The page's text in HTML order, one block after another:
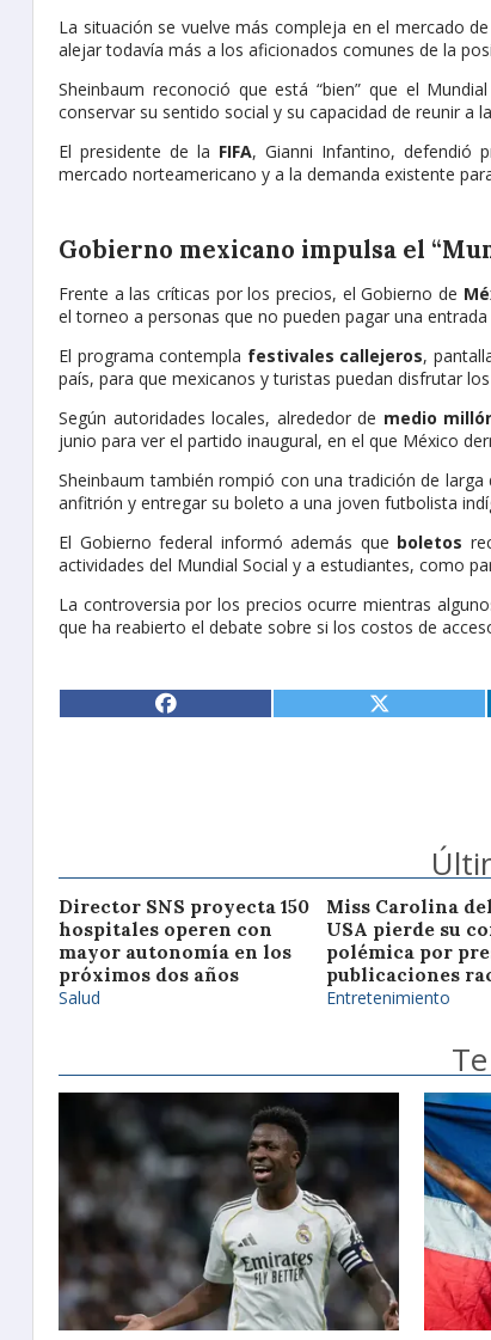
La situación se vuelve más compleja en el mercado de
alejar todavía más a los aficionados comunes de la
Sheinbaum reconoció que está “bien” que el
conservar su sentido social y su capacidad de reunir a
El presidente de la FIFA, Gianni Infantino, defendió
mercado norteamericano y a la demanda existente
Gobierno mexicano impulsa el
Frente a las críticas por los precios, el Gobierno de
el torneo a personas que no pueden pagar una
El programa contempla festivales callejeros,
país, para que mexicanos y turistas puedan disfrutar
Según autoridades locales, alrededor de medio
junio para ver el partido inaugural, en el que México
Sheinbaum también rompió con una tradición de
anfitrión y entregar su boleto a una joven futbolista
El Gobierno federal informó además que boletos
actividades del Mundial Social y a estudiantes, como
La controversia por los precios ocurre mientras
que ha reabierto el debate sobre si los costos de
Director SNS proyecta 150
hospitales operen con
mayor autonomía en los
próximos dos años
Salud
Miss Carolina
USA pierde su
polémica por
publicaciones
Entretenimiento